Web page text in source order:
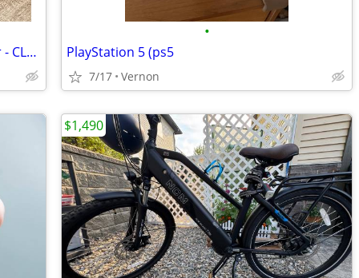
Direct thermal/Thermal transfer Printer - CL6NX Plus 203 dpi
•
PlayStation 5 (ps5
7/17 Vernon
$1,490